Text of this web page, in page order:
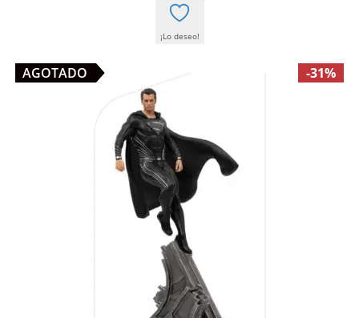
¡Lo deseo!
-31%
AGOTADO